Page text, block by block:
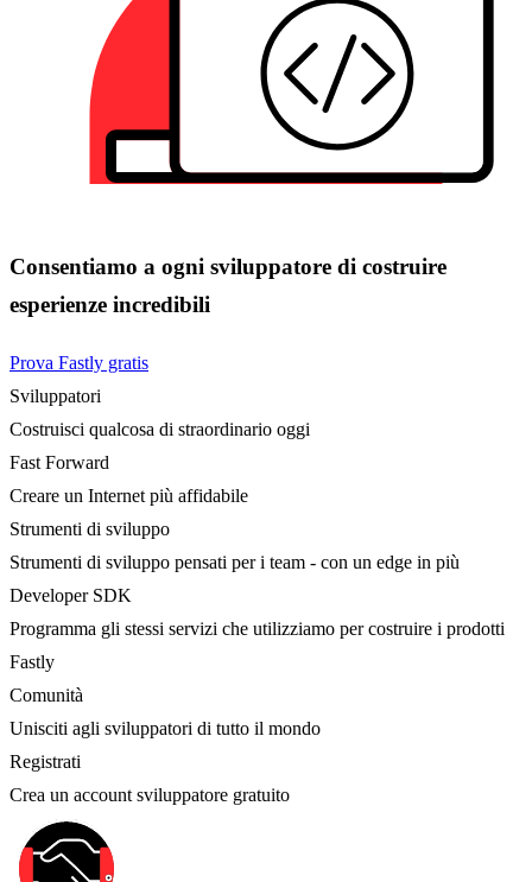
Consentiamo a ogni sviluppatore di costruire
esperienze incredibili
Prova Fastly gratis
Sviluppatori
Costruisci qualcosa di straordinario oggi
Fast Forward
Creare un Internet più affidabile
Strumenti di sviluppo
Strumenti di sviluppo pensati per i team - con un edge in più
Developer SDK
Programma gli stessi servizi che utilizziamo per costruire i prodotti
Fastly
Comunità
Unisciti agli sviluppatori di tutto il mondo
Registrati
Crea un account sviluppatore gratuito